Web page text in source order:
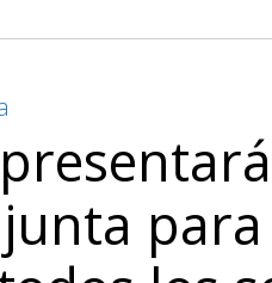
para